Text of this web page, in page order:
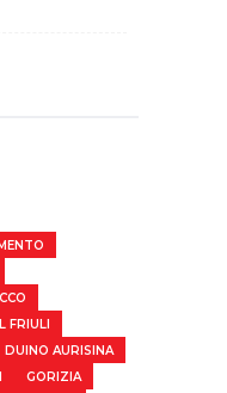
FRIULI
DUINO AURISINA
GORIZIA